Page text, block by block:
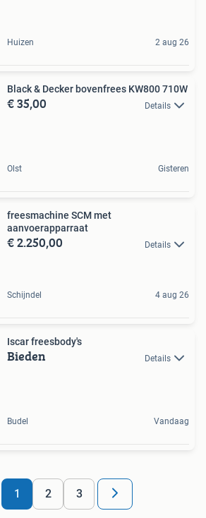
Huizen 2 aug 26
Black & Decker bovenfrees KW800 710W
€ 35,00 Details
Olst Gisteren
freesmachine SCM met
aanvoerapparraat
€ 2.250,00 Details
Schijndel 4 aug 26
Iscar freesbody's
Bieden Details
Budel Vandaag
1 2 3